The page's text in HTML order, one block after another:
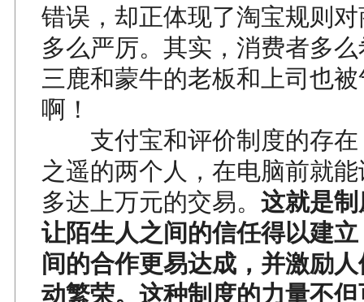
错误，却正体现了淘宝规则
多么严厉。其实，消费者多
三鹿和蒙牛的老板和上司也
啊！
支付宝和评价制度的存在
之遥的两个人，在电脑前就
多达上万元的交易。 这就是
让陌生人之间的信任得以建
间的合作更易达成，并激励
动繁荣。这种制度的力量不